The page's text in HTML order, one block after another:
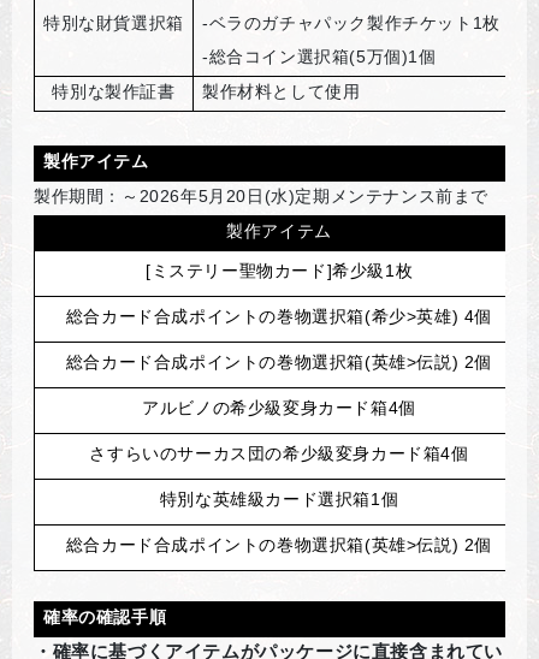
特別な財貨選択箱
-ベラのガチャパック製作チケット1枚
-総合コイン選択箱(5万個)1個
特別な製作証書 製作材料として使用
製作アイテム
製作期間：～2026年5月20日(水)定期メンテナンス前まで
製作アイテム
[ ミステリー聖物カード]希少級1枚
総合カード合成ポイントの巻物選択箱(希少>英雄) 4個
総合カード合成ポイントの巻物選択箱(英雄>伝説) 2個
アルビノの希少級変身カード箱4個
さすらいのサーカス団の希少級変身カード箱4個
特別な英雄級カード選択箱1個
総合カード合成ポイントの巻物選択箱(英雄>伝説) 2個
確率の確認手順
・確率に基づくアイテムがパッケージに直接含まれてい